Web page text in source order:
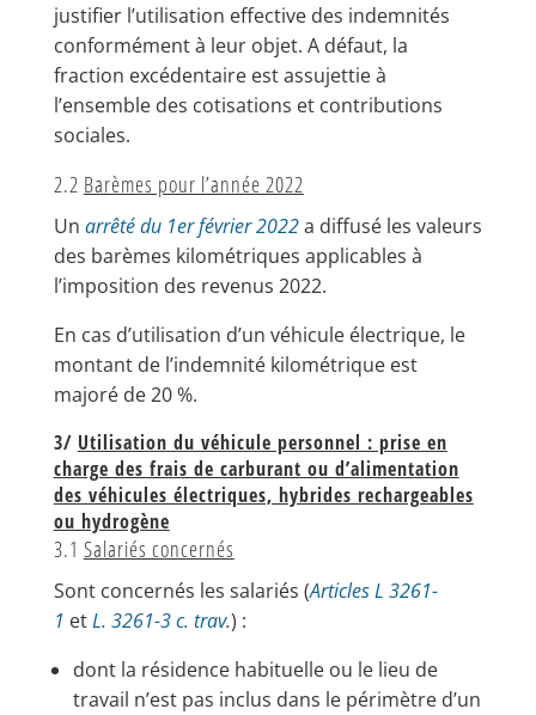
justifier l’utilisation effective des indemnités
conformément à leur objet. A défaut, la
fraction excédentaire est assujettie à
l’ensemble des cotisations et contributions
sociales.
2.2 Barèmes pour l’année 2022
Un arrêté du 1er février 2022a diffusé les valeurs
des barèmes kilométriques applicables à
l’imposition des revenus 2022.
En cas d’utilisation d’un véhicule électrique, le
montant de l’indemnité kilométrique est
majoré de 20 %.
3/ Utilisation du véhicule personnel : prise en
charge des frais de carburant ou d’alimentation
des véhicules électriques, hybrides rechargeables
ou hydrogène
3.1 Salariés concernés
Sont concernés les salariés (Articles L 3261-
1 etL. 3261-3 c. trav.) :
dont la résidence habituelle ou le lieu de
travail n’est pas inclus dans le périmètre d’un